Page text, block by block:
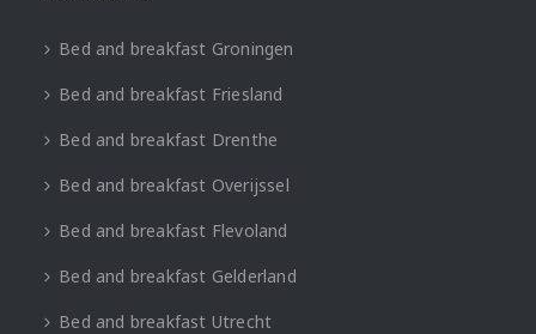
Bed and breakfast Groningen
Bed and breakfast Friesland
Bed and breakfast Drenthe
Bed and breakfast Overijssel
Bed and breakfast Flevoland
Bed and breakfast Gelderland
Bed and breakfast Utrecht